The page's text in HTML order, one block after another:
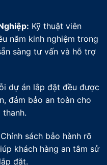
Kỹ thuật viên
năm kinh nghiệm trong
sàng tư vấn và hỗ trợ
dự án lắp đặt đều được
đảm bảo an toàn cho
Chính sách bảo hành rõ
khách hàng an tâm sử
đặt.